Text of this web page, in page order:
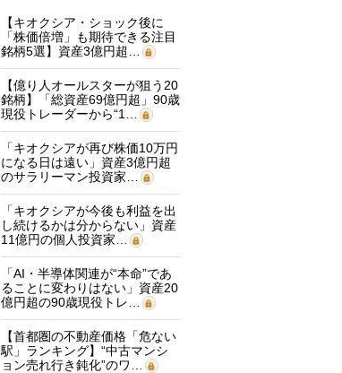
【キオクシア・ショック後に
「株価倍増」も期待できる注目
銘柄5選】資産3億円超…
【億り人オールスターが狙う20
銘柄】「総資産69億円超」90歳
現役トレーダーから“1…
「キオクシアが再び株価10万円
になる日は遠い」資産3億円超
のサラリーマン投資家…
「キオクシアが今後も利益を出
し続けるかは分からない」資産
11億円の個人投資家…
「AI・半導体関連が“本命”であ
ることに変わりはない」資産20
億円超の90歳現役トレ…
【首都圏の不動産価格「危ない
駅」ランキング】“中古マンシ
ョン売れ行き鈍化”のワ…